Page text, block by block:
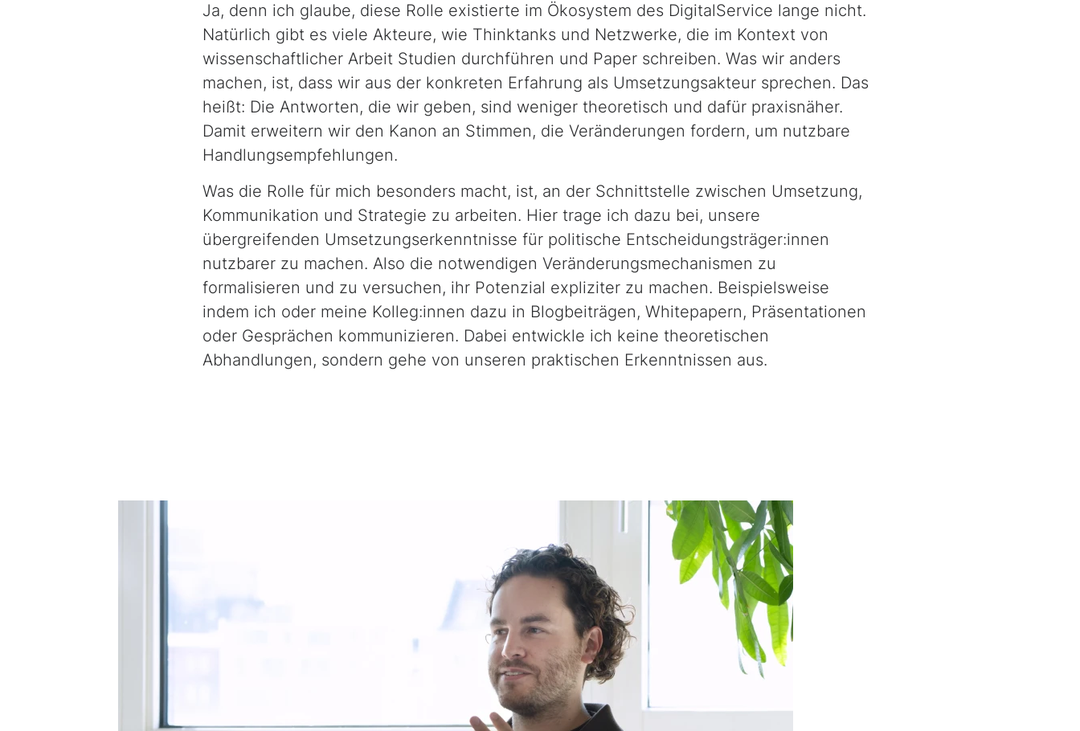
Ja, denn ich glaube, diese Rolle existierte im Ökosystem des DigitalService lange nicht.
Natürlich gibt es viele Akteure, wie Thinktanks und Netzwerke, die im Kontext von
wissenschaftlicher Arbeit Studien durchführen und Paper schreiben. Was wir anders
machen, ist, dass wir aus der konkreten Erfahrung als Umsetzungsakteur sprechen. Das
heißt: Die Antworten, die wir geben, sind weniger theoretisch und dafür praxisnäher.
Damit erweitern wir den Kanon an Stimmen, die Veränderungen fordern, um nutzbare
Handlungsempfehlungen.
Was die Rolle für mich besonders macht, ist, an der Schnittstelle zwischen Umsetzung,
Kommunikation und Strategie zu arbeiten. Hier trage ich dazu bei, unsere
übergreifenden Umsetzungserkenntnisse für politische Entscheidungsträger:innen
nutzbarer zu machen. Also die notwendigen Veränderungsmechanismen zu
formalisieren und zu versuchen, ihr Potenzial expliziter zu machen. Beispielsweise
indem ich oder meine Kolleg:innen dazu in Blogbeiträgen, Whitepapern, Präsentationen
oder Gesprächen kommunizieren. Dabei entwickle ich keine theoretischen
Abhandlungen, sondern gehe von unseren praktischen Erkenntnissen aus.